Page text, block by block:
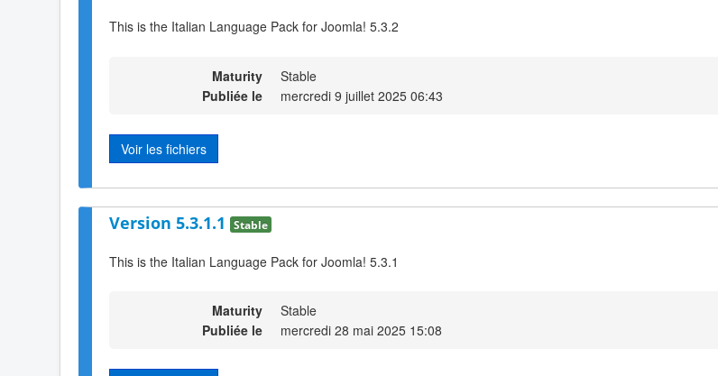
This is the Italian Language Pack for Joomla! 5.3.2
Maturity
Stable
Publiée le
mercredi 9 juillet 2025 06:43
Voir les fichiers
Version 5.3.1.1 Stable
This is the Italian Language Pack for Joomla! 5.3.1
Maturity
Stable
Publiée le
mercredi 28 mai 2025 15:08